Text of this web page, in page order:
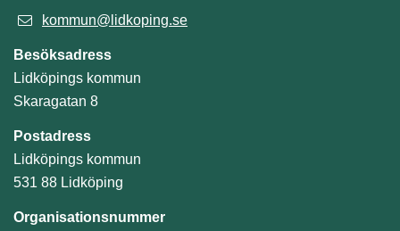
kommun@lidkoping.se
Besöksadress
Lidköpings kommun
Skaragatan 8
Postadress
Lidköpings kommun
531 88 Lidköping
Organisationsnummer